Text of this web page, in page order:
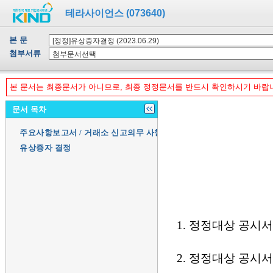
테라사이언스 (073640)
본 문
첨부서류
본 문서는 최종문서가 아니므로, 최종 정정문서를 반드시 확인하시기 바랍
문서 목차